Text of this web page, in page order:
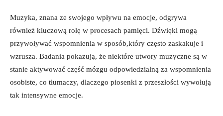
Muzyka, znana ze swojego wpływu na emocje, odgrywa
również kluczową rolę w procesach pamięci. Dźwięki mogą
przywoływać wspomnienia w sposób,który często zaskakuje i
wzrusza. Badania pokazują, że niektóre utwory muzyczne są w
stanie aktywować część mózgu odpowiedzialną za wspomnienia
osobiste, co tłumaczy, dlaczego piosenki z przeszłości wywołują
tak intensywne emocje.